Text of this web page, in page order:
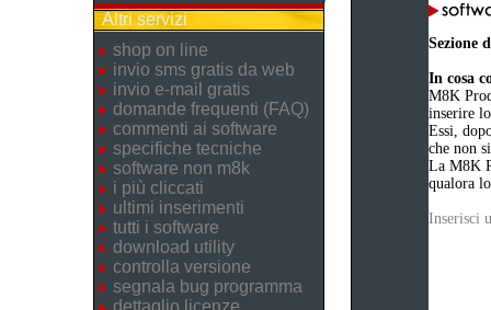
Altri servizi
shop on line
invio sms gratis da web
invio e-mail gratis
domande frequenti (FAQ)
commenti ai software
specifiche tecniche
software non m8k
i più cliccati
ultimi inserimenti
tutti i software
download utility
controlla versione
segnala bug programma
dettaglio licenze
Sezione
In cosa
M8K
inserire
Essi,
che non
La M8K
qualora
Inserisci